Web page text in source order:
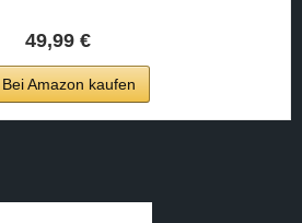
49,99 €
Bei Amazon kaufen